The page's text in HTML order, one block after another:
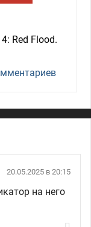
Red Flood.
20.05.2025 в 20:15
на него